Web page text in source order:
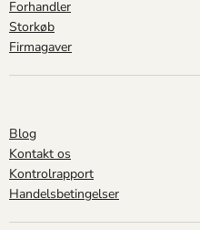
Forhandler
Storkøb
Firmagaver
Blog
Kontakt os
Kontrolrapport
Handelsbetingelser